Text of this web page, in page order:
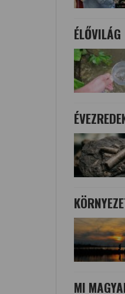
ÉLŐVILÁG
MI